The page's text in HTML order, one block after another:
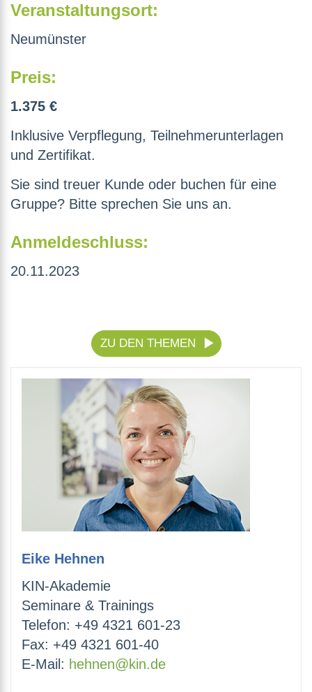
Veranstaltungsort:
Neumünster
Preis:
1.375 €
Inklusive Verpflegung, Teilnehmerunterlagen
und Zertifikat.
Sie sind treuer Kunde oder buchen für eine
Gruppe? Bitte sprechen Sie uns an.
Anmeldeschluss:
20.11.2023
ZU DEN THEMEN
Eike Hehnen
KIN-Akademie
Seminare & Trainings
Telefon: +49 4321 601-23
Fax: +49 4321 601-40
E-Mail: hehnen@kin.de